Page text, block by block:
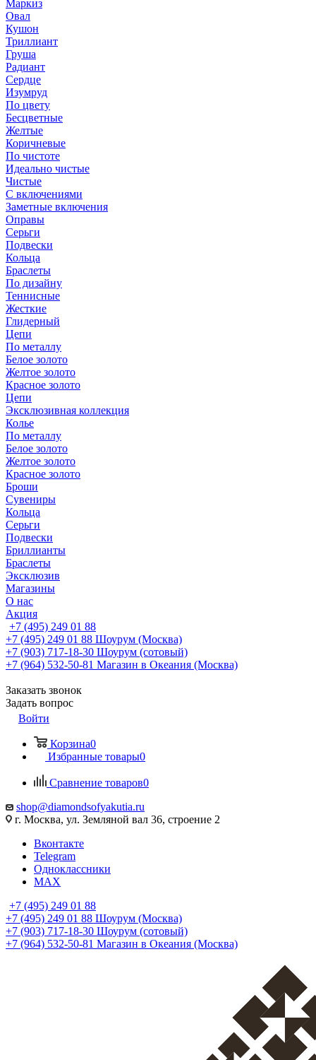
Маркиз
Овал
Кушон
Триллиант
Груша
Радиант
Сердце
Изумруд
По цвету
Бесцветные
Желтые
Коричневые
По чистоте
Идеально чистые
Чистые
С включениями
Заметные включения
Оправы
Серьги
Подвески
Кольца
Браслеты
По дизайну
Теннисные
Жесткие
Глидерный
Цепи
По металлу
Белое золото
Желтое золото
Красное золото
Цепи
Эксклюзивная коллекция
Колье
По металлу
Белое золото
Желтое золото
Красное золото
Броши
Сувениры
Кольца
Серьги
Подвески
Бриллианты
Браслеты
Эксклюзив
Магазины
О нас
Акция
+7 (495) 249 01 88
+7 (495) 249 01 88 Шоурум (Москва)
+7 (903) 717-18-30 Шоурум (сотовый)
+7 (964) 532-50-81 Магазин в Океания (Москва)
Заказать звонок
Задать вопрос
Войти
Корзина0
Избранные товары0
Сравнение товаров0
shop@diamondsofyakutia.ru
г. Москва, ул. Земляной вал 36, строение 2
Вконтакте
Telegram
Одноклассники
MAX
+7 (495) 249 01 88
+7 (495) 249 01 88 Шоурум (Москва)
+7 (903) 717-18-30 Шоурум (сотовый)
+7 (964) 532-50-81 Магазин в Океания (Москва)